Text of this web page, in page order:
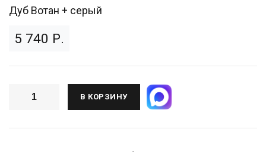
Дуб Вотан + серый
5 740 Р.
В КОРЗИНУ